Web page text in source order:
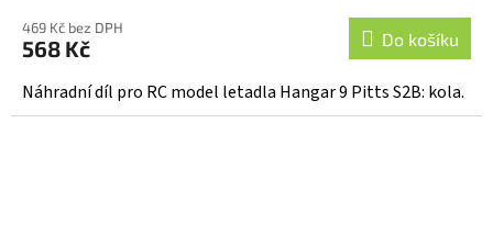
469 Kč bez DPH
568 Kč Do košíku
Náhradní díl pro RC model letadla Hangar 9 Pitts S2B: kola.